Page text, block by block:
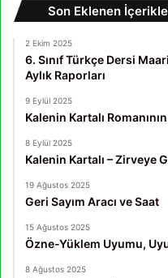
Son Eklenen
2 Ekim 2025
6. Sınıf Türkçe Dersi
Aylık Raporları
9 Eylül 2025
Kalenin Kartalı
8 Eylül 2025
Kalenin Kartalı – Zirveye
19 Ağustos 2025
Geri Sayım Aracı ve Saat
15 Ağustos 2025
Özne-Yüklem Uyumu,
8 Ağustos 2025